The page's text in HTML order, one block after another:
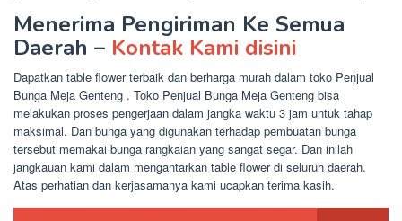
Menerima Pengiriman Ke Semua
Daerah – Kontak Kami disini
Dapatkan table flower terbaik dan berharga murah dalam toko Penjual
Bunga Meja Genteng . Toko Penjual Bunga Meja Genteng bisa
melakukan proses pengerjaan dalam jangka waktu 3 jam untuk tahap
maksimal. Dan bunga yang digunakan terhadap pembuatan bunga
tersebut memakai bunga rangkaian yang sangat segar. Dan inilah
jangkauan kami dalam mengantarkan table flower di seluruh daerah.
Atas perhatian dan kerjasamanya kami ucapkan terima kasih.